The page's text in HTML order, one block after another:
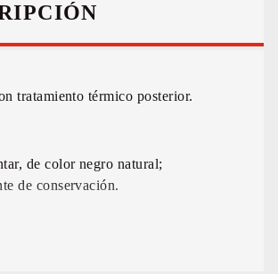
tratamiento térmico posterior.
de color negro natural;
de conservación.
según la documentación del